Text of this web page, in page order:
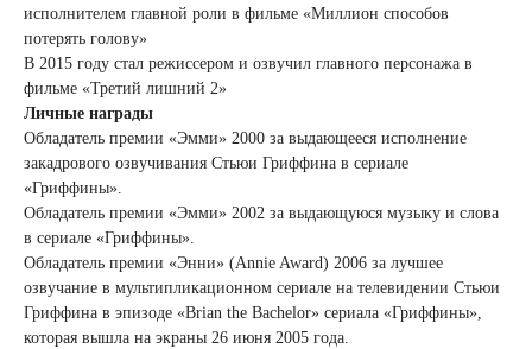
исполнителем главной роли в фильме «Миллион способов
потерять голову»
В 2015 году стал режиссером и озвучил главного персонажа в
фильме «Третий лишний 2»
Личные награды
Обладатель премии «Эмми» 2000 за выдающееся исполнение
закадрового озвучивания Стьюи Гриффина в сериале
«Гриффины».
Обладатель премии «Эмми» 2002 за выдающуюся музыку и слова
в сериале «Гриффины».
Обладатель премии «Энни» (Annie Award) 2006 за лучшее
озвучание в мультипликационном сериале на телевидении Стьюи
Гриффина в эпизоде «Brian the Bachelor» сериала «Гриффины»,
которая вышла на экраны 26 июня 2005 года.